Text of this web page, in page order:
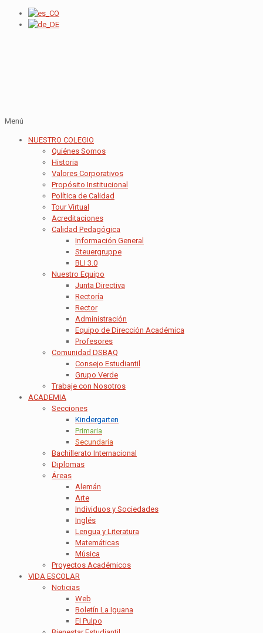
Menú
NUESTRO COLEGIO
Quiénes Somos
Historia
Valores Corporativos
Propósito Institucional
Política de Calidad
Tour Virtual
Acreditaciones
Calidad Pedagógica
Información General
Steuergruppe
BLI 3.0
Nuestro Equipo
Junta Directiva
Rectoría
Rector
Administración
Equipo de Dirección Académica
Profesores
Comunidad DSBAQ
Consejo Estudiantil
Grupo Verde
Trabaje con Nosotros
ACADEMIA
Secciones
Kindergarten
Primaria
Secundaria
Bachillerato Internacional
Diplomas
Áreas
Alemán
Arte
Individuos y Sociedades
Inglés
Lengua y Literatura
Matemáticas
Música
Proyectos Académicos
VIDA ESCOLAR
Noticias
Web
Boletín La Iguana
El Pulpo